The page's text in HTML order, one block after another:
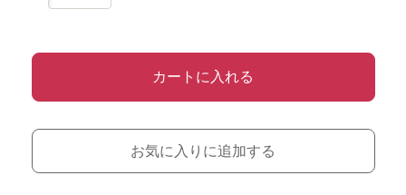
カートに入れる
お気に入りに追加する